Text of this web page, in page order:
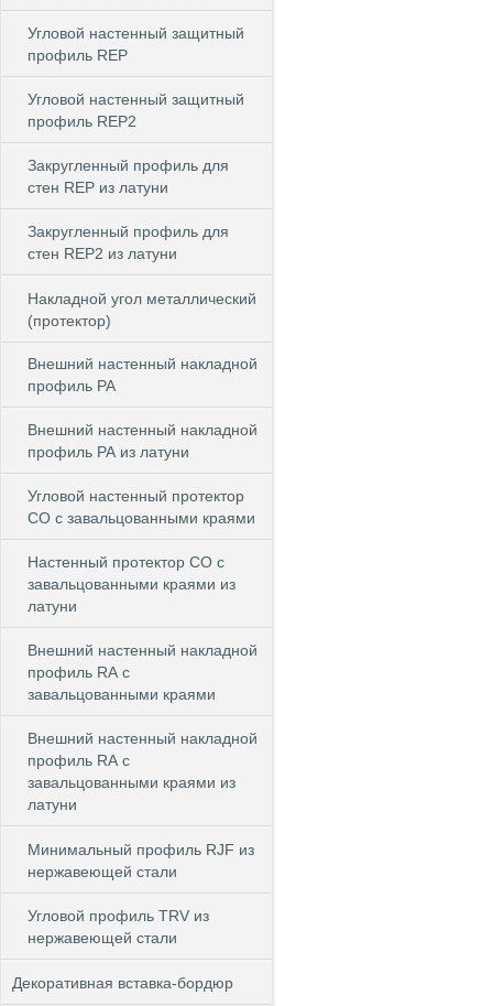
Угловой настенный защитный
профиль REP
Угловой настенный защитный
профиль REP2
Закругленный профиль для
стен REP из латуни
Закругленный профиль для
стен REP2 из латуни
Накладной угол металлический
(протектор)
Внешний настенный накладной
профиль РА
Внешний настенный накладной
профиль РА из латуни
Угловой настенный протектор
СО с завальцованными краями
Настенный протектор СО с
завальцованными краями из
латуни
Внешний настенный накладной
профиль RА с
завальцованными краями
Внешний настенный накладной
профиль RА с
завальцованными краями из
латуни
Минимальный профиль RJF из
нержавеющей стали
Угловой профиль TRV из
нержавеющей стали
Декоративная вставка-бордюр